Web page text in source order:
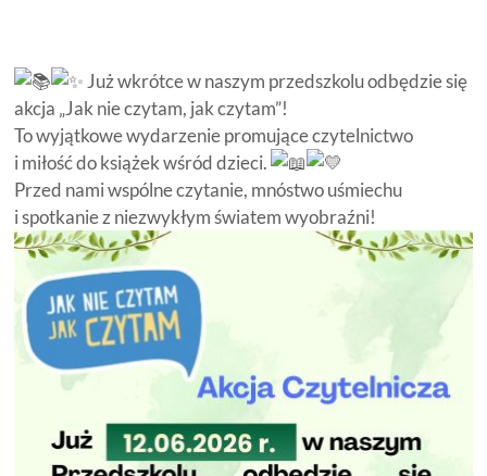
Już wkrótce w naszym przedszkolu odbędzie się
akcja „Jak nie czytam, jak czytam”!
To wyjątkowe wydarzenie promujące czytelnictwo
i miłość do książek wśród dzieci.
Przed nami wspólne czytanie, mnóstwo uśmiechu
i spotkanie z niezwykłym światem wyobraźni!